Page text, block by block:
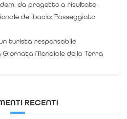
da progetto a risultato
del bacio: Passeggiata
turista responsabile
Giornata Mondiale della Terra
RECENTI